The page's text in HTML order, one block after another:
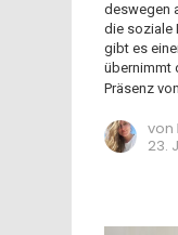
deswegen
die soziale
gibt es
übernimmt
Präsenz
von
23.